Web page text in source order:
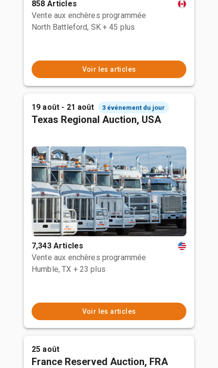
858 Articles
Vente aux enchères programmée
North Battleford, SK + 45 plus
Voir les articles
19 août - 21 août 3 événement du jour
Texas Regional Auction, USA
7,343 Articles
Vente aux enchères programmée
Humble, TX + 23 plus
Voir les articles
25 août
France Reserved Auction, FRA